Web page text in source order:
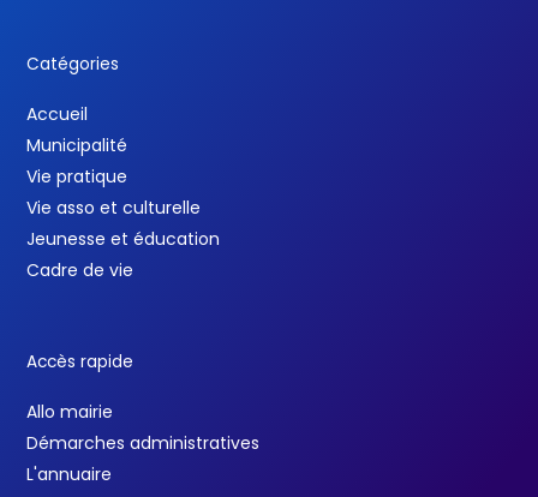
Catégories
Accueil
Municipalité
Vie pratique
Vie asso et culturelle
Jeunesse et éducation
Cadre de vie
Accès rapide
Allo mairie
Démarches administratives
L'annuaire